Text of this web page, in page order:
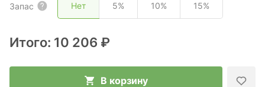
Запас Нет 5% 10% 15%
Итого: 10 206 ₽
В корзину